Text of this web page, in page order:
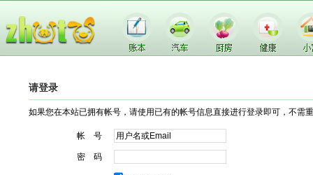
请登录
如果您在本站已拥有帐号，请使用已有的帐号信息直接进行登录即可，不需
帐 号
密 码